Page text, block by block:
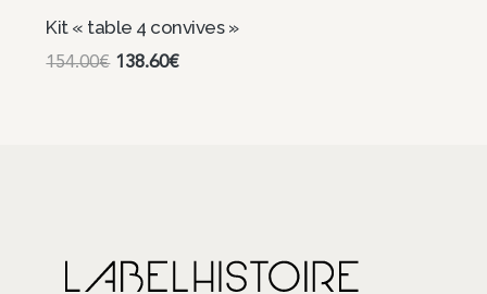
Kit « table 4 convives »
154.00€ 138.60€